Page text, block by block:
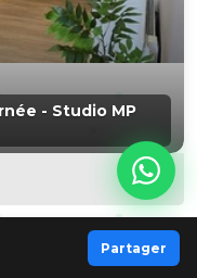
- Studio MP
22 €/ heure
Partager